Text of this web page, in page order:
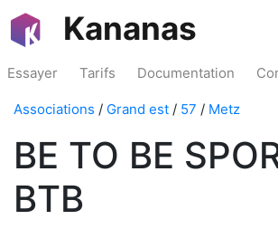
Kananas
Essayer Tarifs Documentation
Associations / Grand est / 57 / Metz
BE TO BE
BTB